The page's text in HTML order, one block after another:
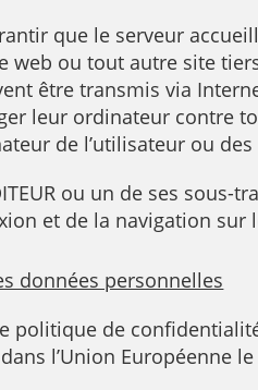
que le serveur
web ou tout autre site
être transmis via
leur ordinateur contre
de l’utilisateur ou
ou un de ses
et de la navigation sur
données personnelles
politique de
l’Union Européenne